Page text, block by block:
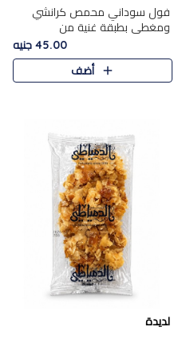
فول سوداني محمص كرانشي
ومغطى بطبقة غنية من
الشوكولاتة، يجمع بين طعم
القرمشة الأصيلة الكلاسكيكية
التقليدية للفول السوداني وحلاوة
45.00 جنيه
أضف
لديدة